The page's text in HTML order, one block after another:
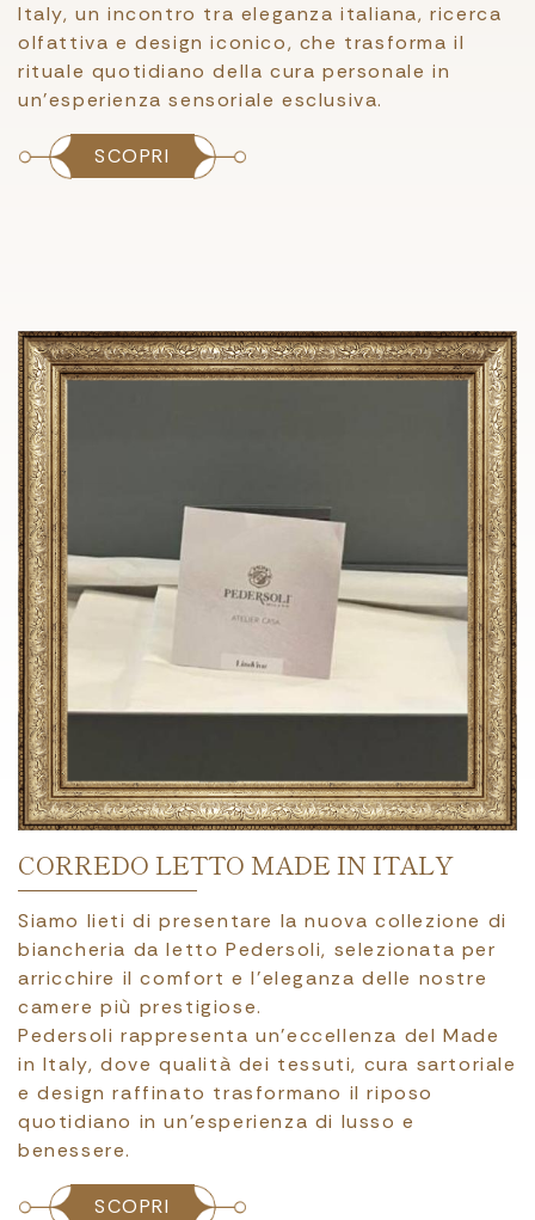
Italy, un incontro tra eleganza italiana, ricerca
olfattiva e design iconico, che trasforma il
rituale quotidiano della cura personale in
un’esperienza sensoriale esclusiva.
SCOPRI
CORREDO LETTO MADE IN ITALY
Siamo lieti di presentare la nuova collezione di
biancheria da letto Pedersoli, selezionata per
arricchire il comfort e l’eleganza delle nostre
camere più prestigiose.
Pedersoli rappresenta un’eccellenza del Made
in Italy, dove qualità dei tessuti, cura sartoriale
e design raffinato trasformano il riposo
quotidiano in un’esperienza di lusso e
benessere.
SCOPRI